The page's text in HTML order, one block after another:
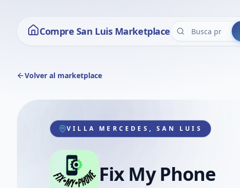
Compre San Luis Marketplace
Volver al marketplace
VILLA MERCEDES, SAN LUIS
Fix My Phone